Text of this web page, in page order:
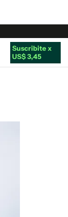
Suscribite x
US$ 3,45